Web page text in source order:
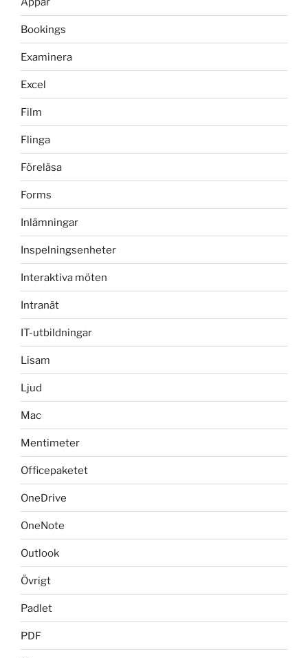
Bookings
Examinera
Excel
Film
Flinga
Föreläsa
Forms
Inlämningar
Inspelningsenheter
Interaktiva möten
Intranät
IT-utbildningar
Lisam
Ljud
Mac
Mentimeter
Officepaketet
OneDrive
OneNote
Outlook
Övrigt
Padlet
PDF